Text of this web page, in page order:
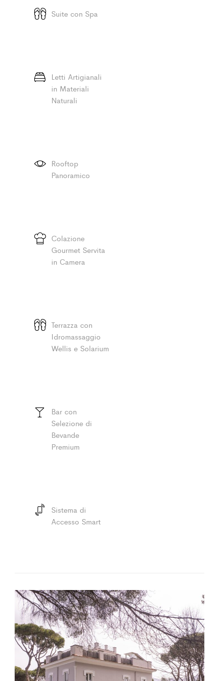
Suite con Spa
Letti Artigianali
in Materiali
Naturali
Rooftop
Panoramico
Colazione
Gourmet Servita
in Camera
Terrazza con
Idromassaggio
Wellis e Solarium
Bar con
Selezione di
Bevande
Premium
Sistema di
Accesso Smart